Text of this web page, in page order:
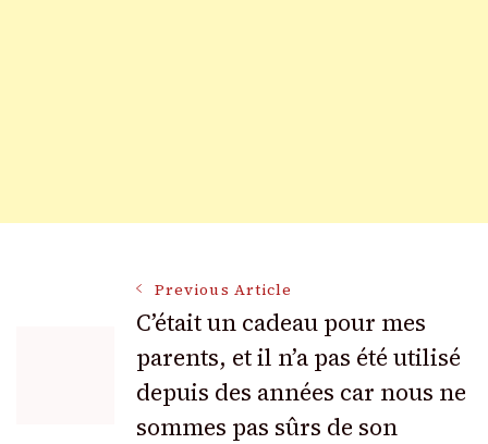
Navigation
Previous Article
C’était un cadeau pour mes
parents, et il n’a pas été utilisé
depuis des années car nous ne
sommes pas sûrs de son